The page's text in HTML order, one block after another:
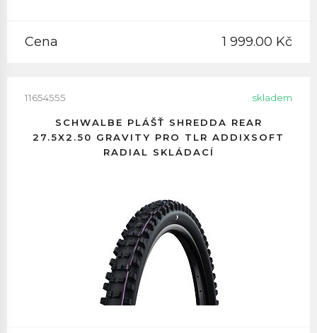
Cena 1 999.00 Kč
11654555 skladem
SCHWALBE PLÁŠŤ SHREDDA REAR
27.5X2.50 GRAVITY PRO TLR ADDIXSOFT
RADIAL SKLÁDACÍ